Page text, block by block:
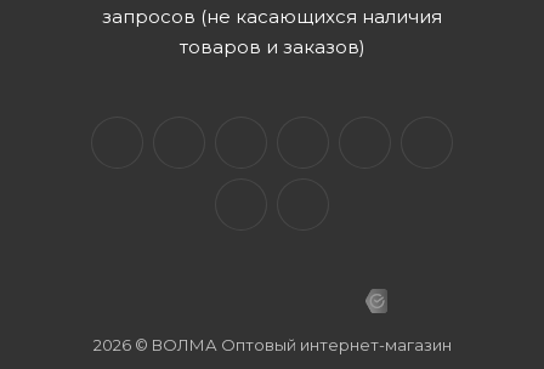
запросов (не касающихся наличия
товаров и заказов)
2026 © ВОЛМА Оптовый интернет-магазин